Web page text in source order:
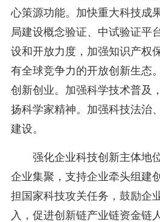
心策源功能。加快重大科技成
局建设概念验证、中试验证平
设和开放力度，加强知识产权
有全球竞争力的开放创新生态
创新创业。加强科学技术普及
扬科学家精神。加强科技法治
建设。
强化企业科技创新主体地
企业集聚，支持企业牵头组建
担国家科技攻关任务，鼓励企
入，促进创新链产业链资金链